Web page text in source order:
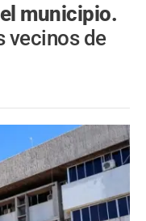
municipio.
vecinos de